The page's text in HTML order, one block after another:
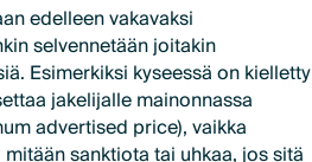
edelleen vakavaksi
selvennetään joitakin
Esimerkiksi kyseessä on kielletty
jakelijalle mainonnassa
advertised price), vaikka
sanktiota tai uhkaa, jos sitä